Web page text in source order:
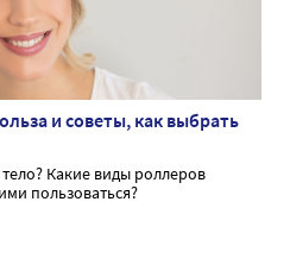
и советы, как выбрать
Какие виды роллеров
пользоваться?